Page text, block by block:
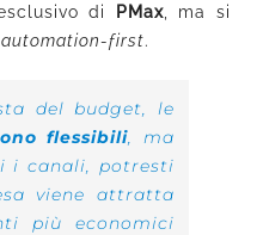
di
PMax, ma si
automation-first.
del budget, le
flessibili, ma
i canali, potresti
viene attratta
più economici